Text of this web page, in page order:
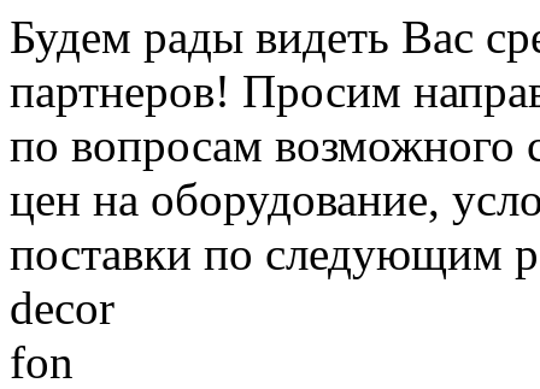
Будем рады видеть Вас
партнеров! Просим
по вопросам возможного
цен на оборудование,
поставки по следующим
decor
fon